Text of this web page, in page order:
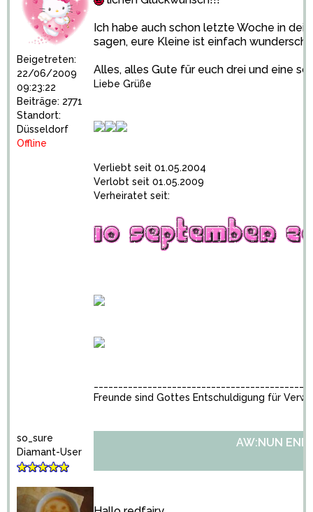
Beigetreten:
22/06/2009
09:23:22
Beiträge: 2771
Standort:
Düsseldorf
Offline
Ich habe auch schon letzte Woche in
sagen, eure Kleine ist einfach
Alles, alles Gute für euch drei und eine
Liebe Grüße
Verliebt seit 01.05.2004
Verlobt seit 01.05.2009
Verheiratet seit:
Freunde sind Gottes Entschuldigung für
so_sure
Diamant-User
AW:NUN